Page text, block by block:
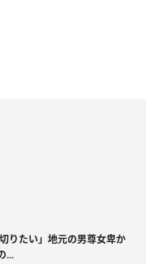
りたい」地元の男尊女卑か
...